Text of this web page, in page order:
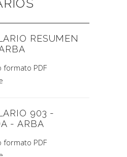
RESUMEN
formato PDF
903 -
- ARBA
formato PDF